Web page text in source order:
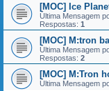
[MOC] Ice
Última Mensagem
Respostas: 1
[MOC] M:tron
Última Mensagem
Respostas: 2
[MOC] M:Tron
Última Mensagem